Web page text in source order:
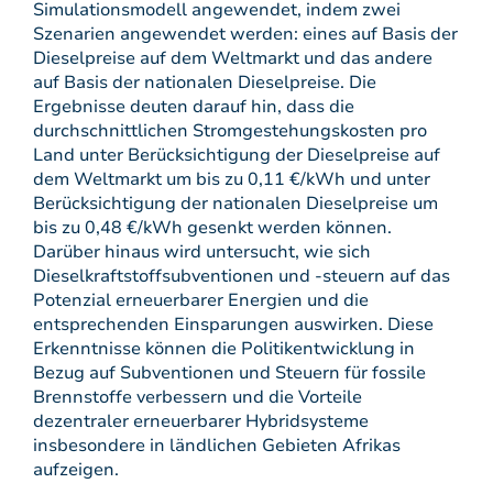
Simulationsmodell angewendet, indem zwei
Szenarien angewendet werden: eines auf Basis der
Dieselpreise auf dem Weltmarkt und das andere
auf Basis der nationalen Dieselpreise. Die
Ergebnisse deuten darauf hin, dass die
durchschnittlichen Stromgestehungskosten pro
Land unter Berücksichtigung der Dieselpreise auf
dem Weltmarkt um bis zu 0,11 €/kWh und unter
Berücksichtigung der nationalen Dieselpreise um
bis zu 0,48 €/kWh gesenkt werden können.
Darüber hinaus wird untersucht, wie sich
Dieselkraftstoffsubventionen und -steuern auf das
Potenzial erneuerbarer Energien und die
entsprechenden Einsparungen auswirken. Diese
Erkenntnisse können die Politikentwicklung in
Bezug auf Subventionen und Steuern für fossile
Brennstoffe verbessern und die Vorteile
dezentraler erneuerbarer Hybridsysteme
insbesondere in ländlichen Gebieten Afrikas
aufzeigen.